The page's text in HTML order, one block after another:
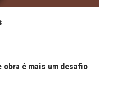
obra é mais um desafio